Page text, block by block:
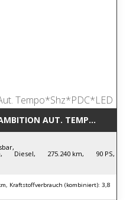
AUT.
Diesel, 275.240 km, 90 PS,
Kraftstoffverbrauch (kombiniert): 3,8